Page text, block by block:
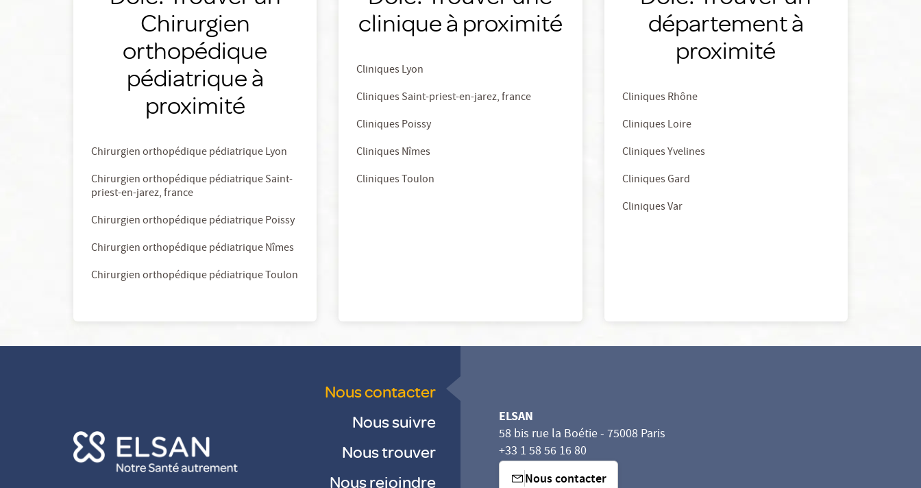
Chirurgien
orthopédique
pédiatrique à
proximité
Chirurgien orthopédique pédiatrique Lyon
Chirurgien orthopédique pédiatrique Saint-
priest-en-jarez, france
Chirurgien orthopédique pédiatrique Poissy
Chirurgien orthopédique pédiatrique Nîmes
Chirurgien orthopédique pédiatrique Toulon
clinique à proximité
Cliniques Lyon
Cliniques Saint-priest-en-jarez, france
Cliniques Poissy
Cliniques Nîmes
Cliniques Toulon
département à
proximité
Cliniques Rhône
Cliniques Loire
Cliniques Yvelines
Cliniques Gard
Cliniques Var
Nous contacter
Nous suivre
Nous trouver
Nous rejoindre
ELSAN
58 bis rue la Boétie - 75008 Paris
+33 1 58 56 16 80
Nous contacter